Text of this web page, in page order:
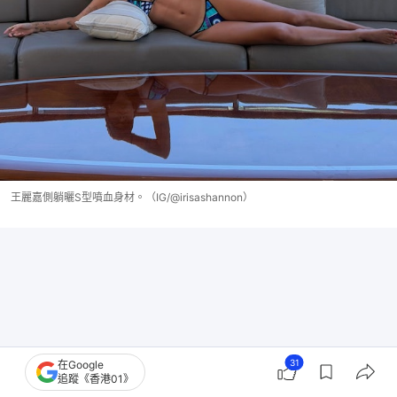
王麗嘉側躺曬S型噴血身材。（IG/@irisashannon）
在Google
追蹤《香港01》
31